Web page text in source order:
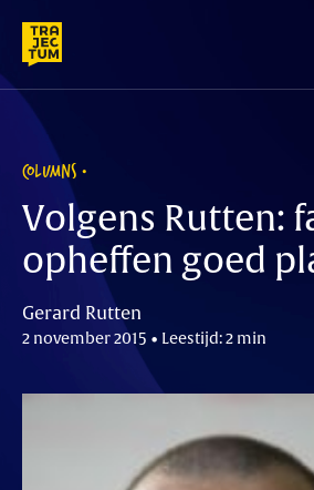
content
COLUMNS
Volgens Rutten:
opheffen goed
Gerard Rutten
2 november 2015 • Leestijd: 2 min